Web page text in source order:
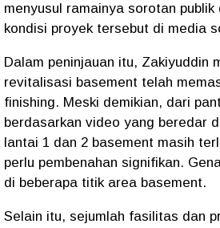
menyusul ramainya sorotan
kondisi proyek tersebut di media
Dalam peninjauan itu, Zakiyuddin
revitalisasi basement telah
finishing. Meski demikian, dari
berdasarkan video yang beredar
lantai 1 dan 2 basement masih
perlu pembenahan signifikan.
di beberapa titik area basement.
Selain itu, sejumlah fasilitas dan